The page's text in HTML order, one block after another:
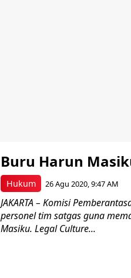
Hukum
Buru Harun
26 Agu 2020, 9:47 AM
JAKARTA – Komisi
personel tim satgas guna
Masiku. Legal Culture...